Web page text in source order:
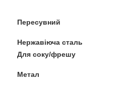
Пересувний
Нержавіюча сталь
Для соку/фрешу
Метал